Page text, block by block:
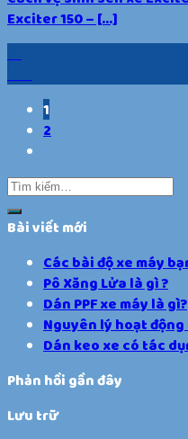
Exciter 150 – [...]
1
2
Bài viết mới
Các bài độ xe máy
Pô Xăng Lửa là gì ?
Dán PPF xe máy là gì?
Nguyên lý hoạt
Dán keo xe có tác
Phản hồi gần đây
Lưu trữ